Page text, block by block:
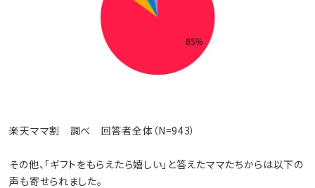
楽天ママ割 調べ 回答者全体（N=943）
その他、「ギフトをもらえたら嬉しい」と答えたママたちからは以下の
声も寄せられました。